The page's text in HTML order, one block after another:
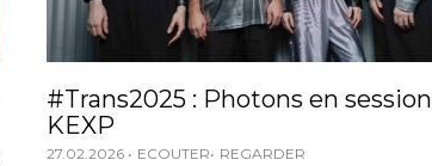
#Trans2025 : Photons en session
KEXP
27.02.2026 ECOUTER REGARDER